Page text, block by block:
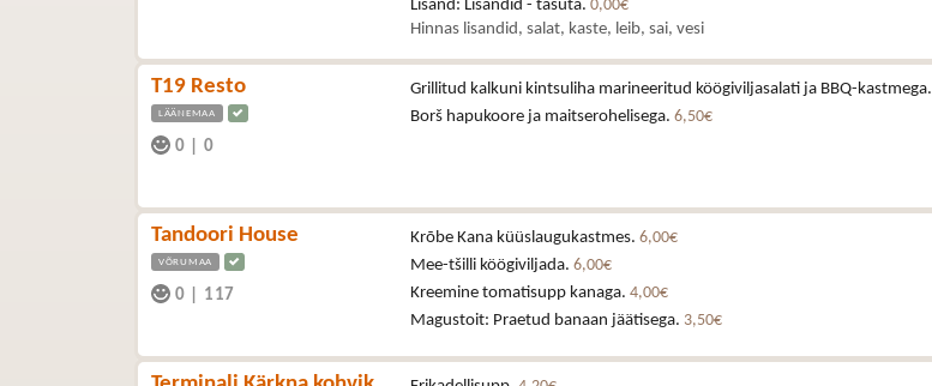
Lisand: Lisandid - tasuta. 0,00€
Hinnas lisandid, salat, kaste, leib, sai, vesi
T19 Resto
LÄÄNEMAA
0 0
Grillitud kalkuni kintsuliha marineeritud köögiviljasalati ja BBQ-kastmega.
Borš hapukoore ja maitserohelisega. 6,50€
Tandoori House
VÕRUMAA
0 117
Krõbe Kana küüslaugukastmes. 6,00€
Mee-tšilli köögiviljada. 6,00€
Kreemine tomatisupp kanaga. 4,00€
Magustoit: Praetud banaan jäätisega. 3,50€